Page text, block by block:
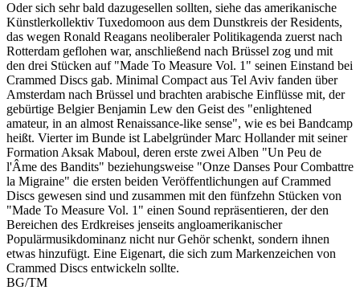
Oder sich sehr bald dazugesellen sollten, siehe das amerikanische
Künstlerkollektiv Tuxedomoon aus dem Dunstkreis der Residents,
das wegen Ronald Reagans neoliberaler Politikagenda zuerst nach
Rotterdam geflohen war, anschließend nach Brüssel zog und mit
den drei Stücken auf "Made To Measure Vol. 1" seinen Einstand bei
Crammed Discs gab. Minimal Compact aus Tel Aviv fanden über
Amsterdam nach Brüssel und brachten arabische Einflüsse mit, der
gebürtige Belgier Benjamin Lew den Geist des "enlightened
amateur, in an almost Renaissance-like sense", wie es bei Bandcamp
heißt. Vierter im Bunde ist Labelgründer Marc Hollander mit seiner
Formation Aksak Maboul, deren erste zwei Alben "Un Peu de
l'Âme des Bandits" beziehungsweise "Onze Danses Pour Combattre
la Migraine" die ersten beiden Veröffentlichungen auf Crammed
Discs gewesen sind und zusammen mit den fünfzehn Stücken von
"Made To Measure Vol. 1" einen Sound repräsentieren, der den
Bereichen des Erdkreises jenseits angloamerikanischer
Populärmusikdominanz nicht nur Gehör schenkt, sondern ihnen
etwas hinzufügt. Eine Eigenart, die sich zum Markenzeichen von
Crammed Discs entwickeln sollte.
BG/TM